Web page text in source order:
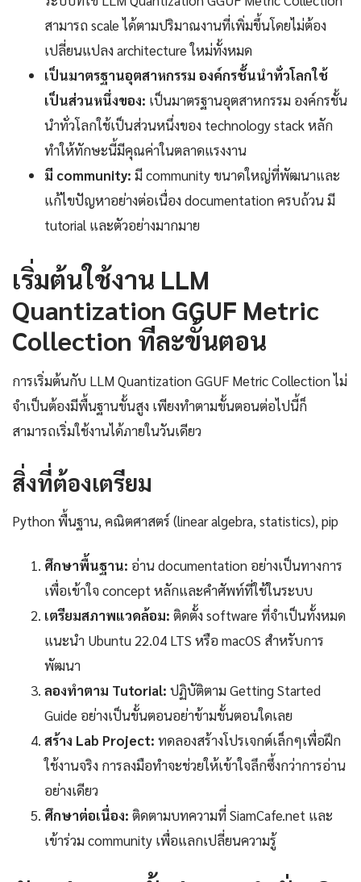
สามารถ scale ได้ตามปริมาณงานที่เพิ่มขึ้นโดยไม่ต้อง
เปลี่ยนแปลง architecture ใหม่ทั้งหมด
เป็นมาตรฐานอุตสาหกรรม องค์กรชั้นนำทั่วโลกใช้
เป็นส่วนหนึ่งของ: เป็นมาตรฐานอุตสาหกรรม องค์กรชั้น
นำทั่วโลกใช้เป็นส่วนหนึ่งของ technology stack หลัก
ทำให้ทักษะนี้มีคุณค่าในตลาดแรงงาน
มี community: มี community ขนาดใหญ่ที่พัฒนาและ
แก้ไขปัญหาอย่างต่อเนื่อง documentation ครบถ้วน มี
tutorial และตัวอย่างมากมาย
เริ่มต้นใช้งาน LLM
Quantization GGUF Metric
Collection ทีละขั้นตอน
การเริ่มต้นกับ LLM Quantization GGUF Metric Collection ไม่
จำเป็นต้องมีพื้นฐานขั้นสูง เพียงทำตามขั้นตอนต่อไปนี้ก็
สามารถเริ่มใช้งานได้ภายในวันเดียว
สิ่งที่ต้องเตรียม
Python พื้นฐาน, คณิตศาสตร์ (linear algebra, statistics), pip
ศึกษาพื้นฐาน: อ่าน documentation อย่างเป็นทางการ
เพื่อเข้าใจ concept หลักและคำศัพท์ที่ใช้ในระบบ
เตรียมสภาพแวดล้อม: ติดตั้ง software ที่จำเป็นทั้งหมด
แนะนำ Ubuntu 22.04 LTS หรือ macOS สำหรับการ
พัฒนา
ลองทำตาม Tutorial: ปฏิบัติตาม Getting Started
Guide อย่างเป็นขั้นตอนอย่าข้ามขั้นตอนใดเลย
สร้าง Lab Project: ทดลองสร้างโปรเจกต์เล็กๆเพื่อฝึก
ใช้งานจริง การลงมือทำจะช่วยให้เข้าใจลึกซึ้งกว่าการอ่าน
อย่างเดียว
ศึกษาต่อเนื่อง: ติดตามบทความที่ SiamCafe.net และ
เข้าร่วม community เพื่อแลกเปลี่ยนความรู้